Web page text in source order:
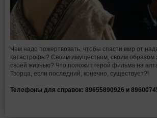
Чем надо пожертвовать, чтобы спасти мир от
катастрофы? Своим имуществом, своим образом
своей жизнью? Что положит герой фильма на
Творца, если последний, конечно, существует?!
Телефоны для справок: 89655890926 и